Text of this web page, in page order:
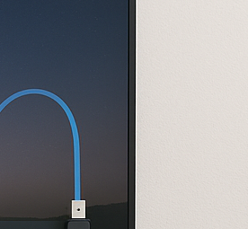
smart TV
per il salotto a